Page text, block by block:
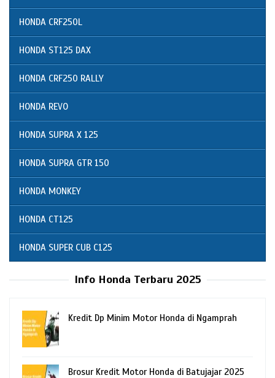
HONDA CRF250L
HONDA ST125 DAX
HONDA CRF250 RALLY
HONDA REVO
HONDA SUPRA X 125
HONDA SUPRA GTR 150
HONDA MONKEY
HONDA CT125
HONDA SUPER CUB C125
Info Honda Terbaru 2025
Kredit Dp Minim Motor Honda di Ngamprah
Brosur Kredit Motor Honda di Batujajar 2025